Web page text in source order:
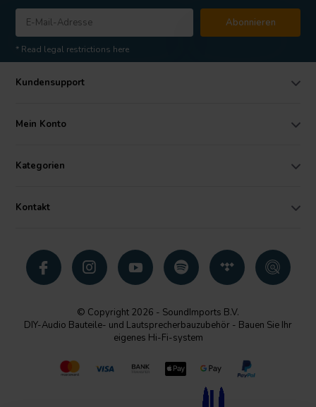
Abonnieren
* Read legal restrictions here
Kundensupport
Mein Konto
Kategorien
Kontakt
© Copyright 2026 - SoundImports B.V.
DIY-Audio Bauteile- und Lautsprecherbauzubehör - Bauen Sie Ihr
eigenes Hi-Fi-system